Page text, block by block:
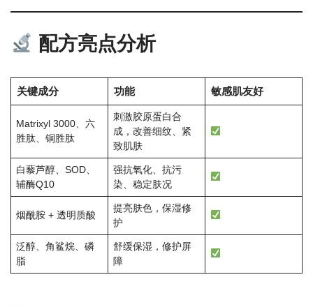
配方亮点分析
关键成分 功能 敏感肌友好
Matrixyl 3000、六
胜肽、铜胜肽
刺激胶原蛋白合
成，改善细纹、紧
致肌肤
白藜芦醇、SOD、
辅酶Q10
强抗氧化、抗污
染、稳定肤况
烟酰胺 + 透明质酸
提亮肤色，保湿修
护
泛醇、角鲨烷、磷
脂
舒缓保湿，修护屏
障